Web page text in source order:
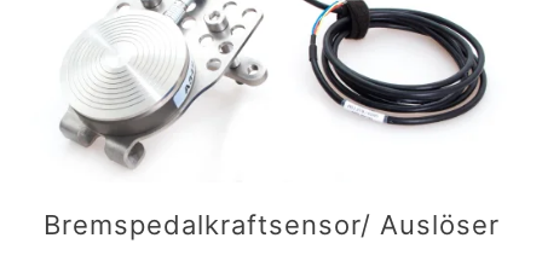
Bremspedalkraftsensor/ Auslöser